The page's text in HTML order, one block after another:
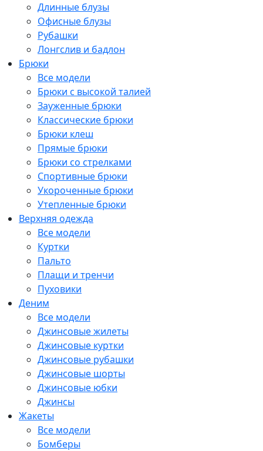
Длинные блузы
Офисные блузы
Рубашки
Лонгслив и бадлон
Брюки
Все модели
Брюки с высокой талией
Зауженные брюки
Классические брюки
Брюки клеш
Прямые брюки
Брюки со стрелками
Спортивные брюки
Укороченные брюки
Утепленные брюки
Верхняя одежда
Все модели
Куртки
Пальто
Плащи и тренчи
Пуховики
Деним
Все модели
Джинсовые жилеты
Джинсовые куртки
Джинсовые рубашки
Джинсовые шорты
Джинсовые юбки
Джинсы
Жакеты
Все модели
Бомберы